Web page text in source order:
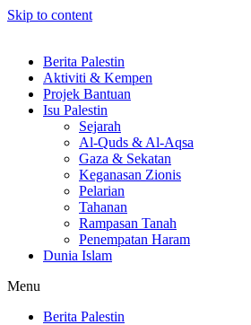
Skip to content
Berita Palestin
Aktiviti & Kempen
Projek Bantuan
Isu Palestin
Sejarah
Al-Quds & Al-Aqsa
Gaza & Sekatan
Keganasan Zionis
Pelarian
Tahanan
Rampasan Tanah
Penempatan Haram
Dunia Islam
Menu
Berita Palestin